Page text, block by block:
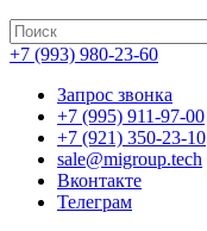
+7 (993) 980-23-60
Запрос звонка
+7 (995) 911-97-00
+7 (921) 350-23-10
sale@migroup.tech
Вконтакте
Телеграм